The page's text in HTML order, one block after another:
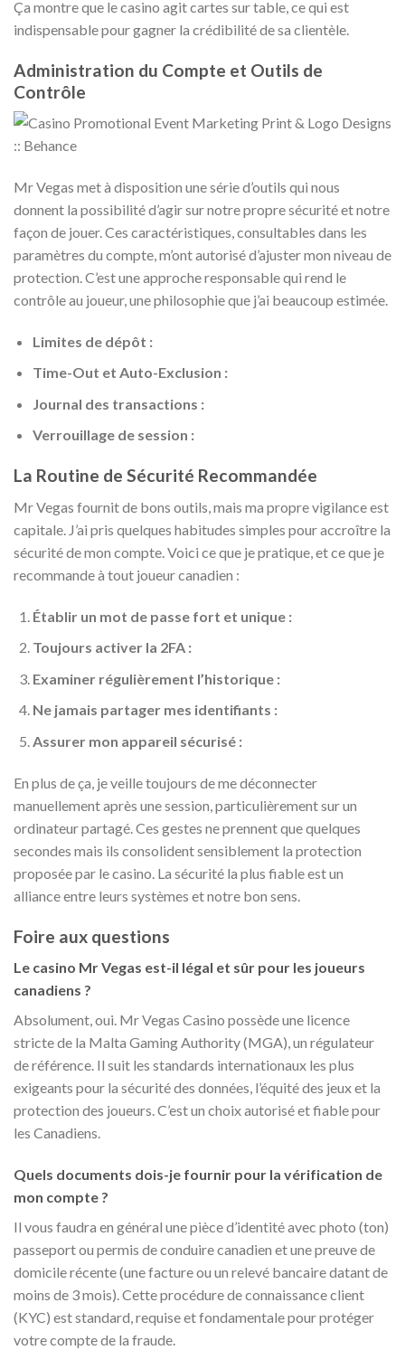
Ça montre que le casino agit cartes sur table, ce qui est
indispensable pour gagner la crédibilité de sa clientèle.
Administration du Compte et Outils de
Contrôle
Mr Vegas met à disposition une série d’outils qui nous
donnent la possibilité d’agir sur notre propre sécurité et notre
façon de jouer. Ces caractéristiques, consultables dans les
paramètres du compte, m’ont autorisé d’ajuster mon niveau de
protection. C’est une approche responsable qui rend le
contrôle au joueur, une philosophie que j’ai beaucoup estimée.
Limites de dépôt :
Time-Out et Auto-Exclusion :
Journal des transactions :
Verrouillage de session :
La Routine de Sécurité Recommandée
Mr Vegas fournit de bons outils, mais ma propre vigilance est
capitale. J’ai pris quelques habitudes simples pour accroître la
sécurité de mon compte. Voici ce que je pratique, et ce que je
recommande à tout joueur canadien :
Établir un mot de passe fort et unique :
Toujours activer la 2FA :
Examiner régulièrement l’historique :
Ne jamais partager mes identifiants :
Assurer mon appareil sécurisé :
En plus de ça, je veille toujours de me déconnecter
manuellement après une session, particulièrement sur un
ordinateur partagé. Ces gestes ne prennent que quelques
secondes mais ils consolident sensiblement la protection
proposée par le casino. La sécurité la plus fiable est un
alliance entre leurs systèmes et notre bon sens.
Foire aux questions
Le casino Mr Vegas est-il légal et sûr pour les joueurs
canadiens ?
Absolument, oui. Mr Vegas Casino possède une licence
stricte de la Malta Gaming Authority (MGA), un régulateur
de référence. Il suit les standards internationaux les plus
exigeants pour la sécurité des données, l’équité des jeux et la
protection des joueurs. C’est un choix autorisé et fiable pour
les Canadiens.
Quels documents dois-je fournir pour la vérification de
mon compte ?
Il vous faudra en général une pièce d’identité avec photo (ton)
passeport ou permis de conduire canadien et une preuve de
domicile récente (une facture ou un relevé bancaire datant de
moins de 3 mois). Cette procédure de connaissance client
(KYC) est standard, requise et fondamentale pour protéger
votre compte de la fraude.